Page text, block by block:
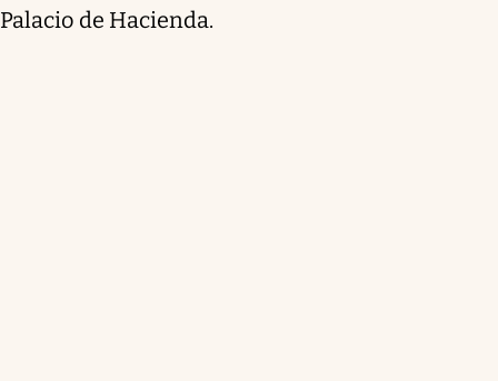
Palacio de Hacienda.